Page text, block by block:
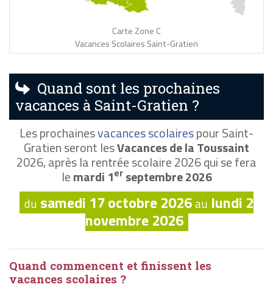
Carte Zone C
Vacances Scolaires Saint-Gratien
Quand sont les prochaines
vacances à Saint-Gratien ?
Les prochainesvacances scolairespour Saint-
Gratien seront lesVacances de la Toussaint
2026, après la rentrée scolaire 2026 qui se fera
lemardi 1erseptembre 2026
du samedi 17 octobre 2026au lundi 2
novembre 2026
Quand commencent et finissent les
vacances scolaires ?